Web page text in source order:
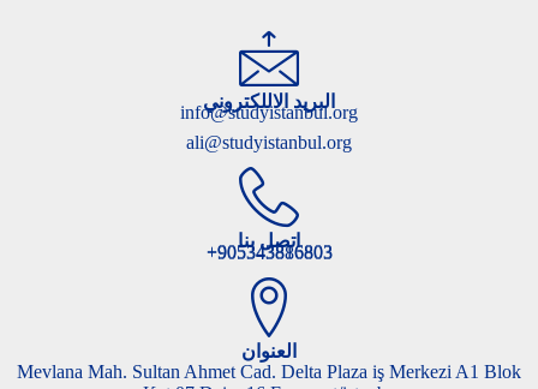
البريد الاللكتروني
info@studyistanbul.org
ali@studyistanbul.org
اتصل بنا
905343816803+
905343886803+
العنوان
Mevlana Mah. Sultan Ahmet Cad. Delta Plaza iş Merkezi A1 Blok